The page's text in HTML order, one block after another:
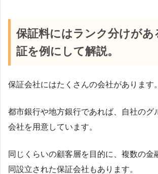
保証料にはランク分けがあ
証を例にして解説。
保証会社にはたくさんの会社があります。
都市銀行や地方銀行であれば、自社のグ
会社を用意しています。
同じくらいの顧客層を目的に、複数の金
同設立された保証会社もあります。